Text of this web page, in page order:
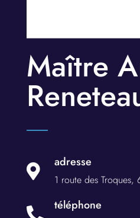
Maître

adresse
1 route des

téléphone